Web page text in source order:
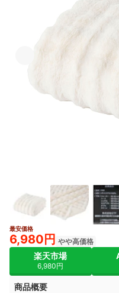
最安価格
6,980円 やや高価格
楽天市場
6,980円
商品概要